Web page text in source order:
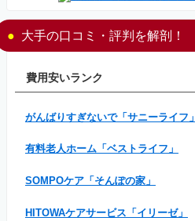
大手の口コミ・評判を解剖！
費用安いランク
がんばりすぎないで「サニーライフ」
有料老人ホーム「ベストライフ」
SOMPOケア「そんぽの家」
HITOWAケアサービス「イリーゼ」